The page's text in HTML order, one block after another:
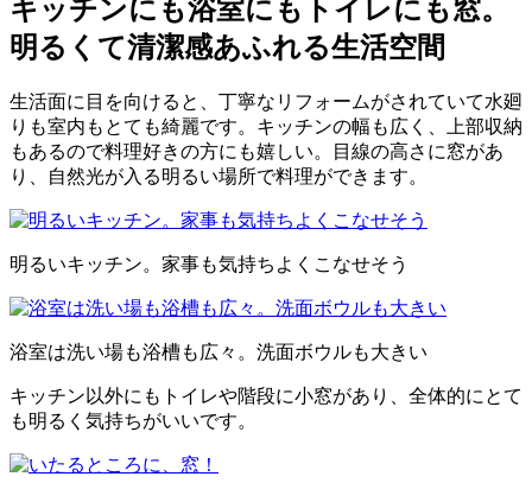
キッチンにも浴室にもトイレにも窓。
明るくて清潔感あふれる生活空間
生活面に目を向けると、丁寧なリフォームがされていて水廻
りも室内もとても綺麗です。キッチンの幅も広く、上部収納
もあるので料理好きの方にも嬉しい。目線の高さに窓があ
り、自然光が入る明るい場所で料理ができます。
明るいキッチン。家事も気持ちよくこなせそう
浴室は洗い場も浴槽も広々。洗面ボウルも大きい
キッチン以外にもトイレや階段に小窓があり、全体的にとて
も明るく気持ちがいいです。